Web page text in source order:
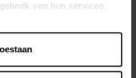
van hun services.
GIFTS